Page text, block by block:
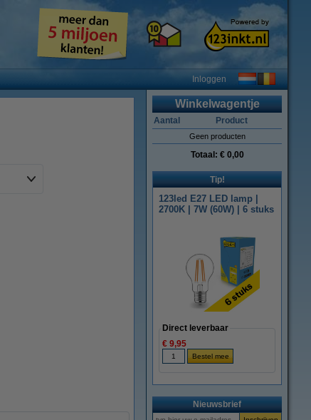
Inloggen
Winkelwagentje
Aantal Product
Geen producten
Totaal: € 0,00
Tip!
123led E27 LED lamp |
2700K | 7W (60W) | 6 stuks
Direct leverbaar
€ 9,95
Nieuwsbrief